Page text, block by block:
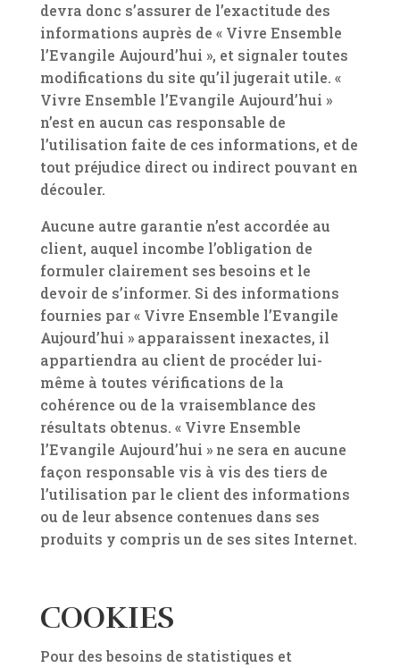
devra donc s’assurer de l’exactitude des
informations auprès de « Vivre Ensemble
l’Evangile Aujourd’hui », et signaler toutes
modifications du site qu’il jugerait utile. «
Vivre Ensemble l’Evangile Aujourd’hui »
n’est en aucun cas responsable de
l’utilisation faite de ces informations, et de
tout préjudice direct ou indirect pouvant en
découler.
Aucune autre garantie n’est accordée au
client, auquel incombe l’obligation de
formuler clairement ses besoins et le
devoir de s’informer. Si des informations
fournies par « Vivre Ensemble l’Evangile
Aujourd’hui » apparaissent inexactes, il
appartiendra au client de procéder lui-
même à toutes vérifications de la
cohérence ou de la vraisemblance des
résultats obtenus. « Vivre Ensemble
l’Evangile Aujourd’hui » ne sera en aucune
façon responsable vis à vis des tiers de
l’utilisation par le client des informations
ou de leur absence contenues dans ses
produits y compris un de ses sites Internet.
COOKIES
Pour des besoins de statistiques et